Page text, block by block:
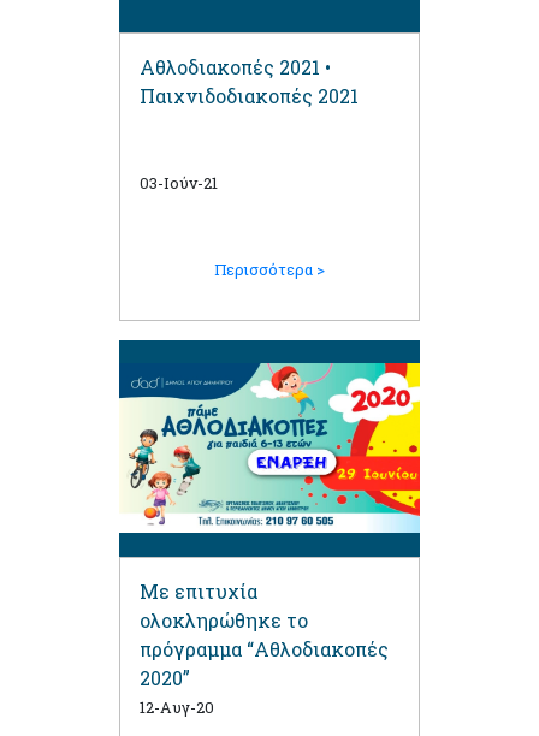
Αθλοδιακοπές 2021 •
Παιχνιδοδιακοπές 2021
03-Ιούν-21
Περισσότερα >
Με επιτυχία
ολοκληρώθηκε το
πρόγραμμα “Αθλοδιακοπές
2020”
12-Αυγ-20